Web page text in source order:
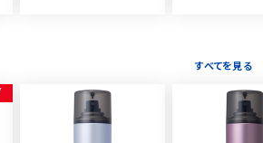
すべてを見る